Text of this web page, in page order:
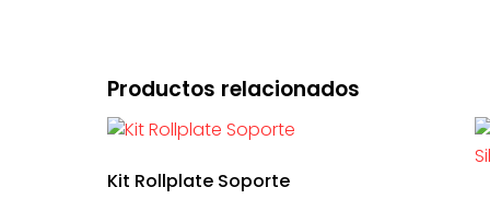
Productos relacionados
Kit Rollplate Soporte